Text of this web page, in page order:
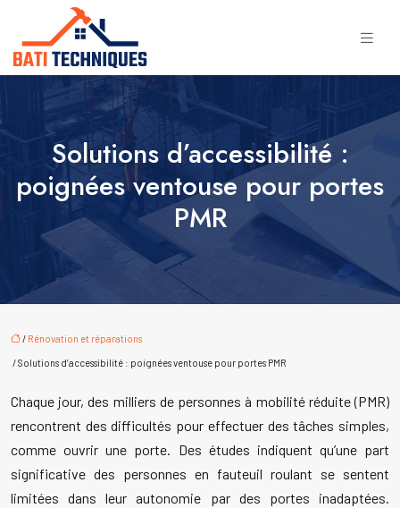
Solutions d’accessibilité :
poignées ventouse pour portes
PMR
/ Rénovation et réparations
/ Solutions d’accessibilité : poignées ventouse pour portes PMR
Chaque jour, des milliers de personnes à mobilité réduite (PMR)
rencontrent des difficultés pour effectuer des tâches simples,
comme ouvrir une porte. Des études indiquent qu’une part
significative des personnes en fauteuil roulant se sentent
limitées dans leur autonomie par des portes inadaptées.